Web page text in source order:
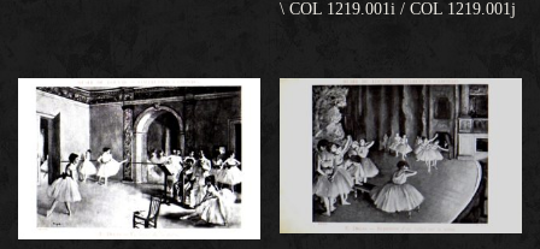
\ COL 1219.001i / COL 1219.001j